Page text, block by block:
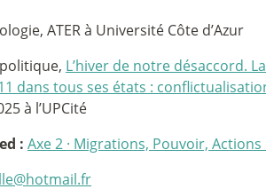
ATER à Université Côte d’Azur
L’hiver de notre désaccord.
dans tous ses états :
à l’UPCité
: Axe 2 · Migrations, Pouvoir, Actions